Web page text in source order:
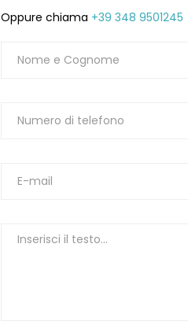
Oppure chiama +39 348 9501245